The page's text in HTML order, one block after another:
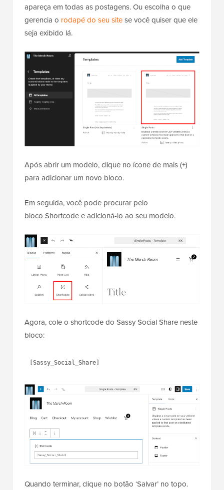
apareça em todas as postagens. Ou escolha o que
gerencia o rodapé do seu sitese você quiser que ele
seja exibido lá.
Após abrir um modelo, clique no ícone de mais (+)
para adicionar um novo bloco.
Em seguida, você pode procurar pelo
bloco Shortcode e adicioná-lo ao seu modelo.
Agora, cole o shortcode do Sassy Social Share neste
bloco:
Quando terminar, clique no botão ‘Salvar’ no topo.